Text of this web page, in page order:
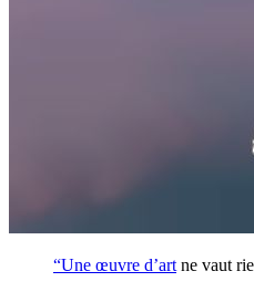
“Une œuvre d’art ne vaut